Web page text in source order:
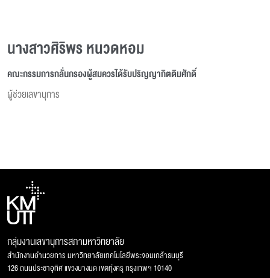
นางสาวศิริพร หนวดหอม
คณะกรรมการกลั่นกรองผู้สมควรได้รับปริญญากิตติมศักดิ์
ผู้ช่วยเลขานุการ
กลุ่มงานเลขานุการสภามหาวิทยาลัย
สำนักงานอำนวยการ มหาวิทยาลัยเทคโนโลยีพระจอมเกล้าธนบุรี
126 ถนนประชาอุทิศ แขวงบางมด เขตทุ่งครุ กรุงเทพฯ 10140